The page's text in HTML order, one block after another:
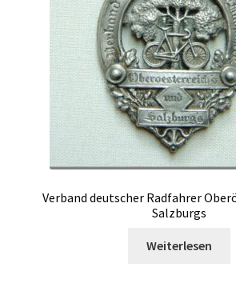
Verband deutscher Radfahrer
Salzburgs
Weiterlesen